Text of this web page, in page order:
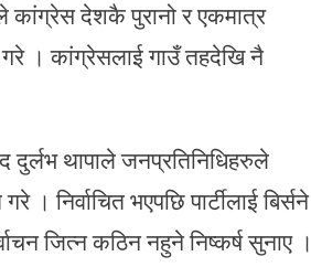
कांग्रेस देशकै पुरानो र एकमात्र
गरे । कांग्रेसलाई गाउँ तहदेखि नै
दुर्लभ थापाले जनप्रतिनिधिहरुले
निर्वाचित भएपछि पार्टीलाई बिर्सने
जित्न कठिन नहुने निष्कर्ष सुनाए ।